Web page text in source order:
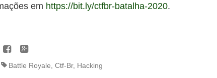
em https://bit.ly/ctfbr-batalha-2020.
Facebook
Google+
Battle Royale Ctf-Br, Hacking